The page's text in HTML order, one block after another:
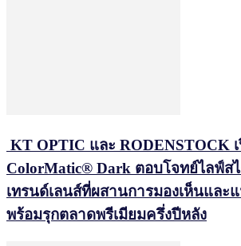
KT OPTIC และ RODENSTOCK
ColorMatic® Dark ตอบโจทย์ไลฟ์ส
เทรนด์เลนส์ที่ผสานการมองเห็นและ
พร้อมรุกตลาดพรีเมียมครึ่งปีหลัง